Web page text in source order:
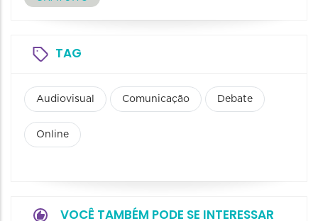
TAG
Audiovisual Comunicação Debate
Online
VOCÊ TAMBÉM PODE SE INTERESSAR